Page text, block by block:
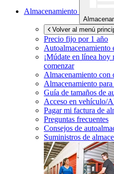
Almacenamiento
Volver al menú
Precio fijo por 1 año
Autoalmacenamiento
¡Múdate en línea hoy
comenzar
Almacenamiento con
Almacenamiento
Guía de tamaños de
Acceso en vehículo/
Pagar mi factura de
Preguntas frecuentes
Consejos de
Suministros de